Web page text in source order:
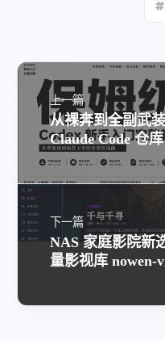
上一篇
从裸奔到全副武
Claude Code 仓库
下一篇
NAS 家庭影院新
量影视库 nowen-